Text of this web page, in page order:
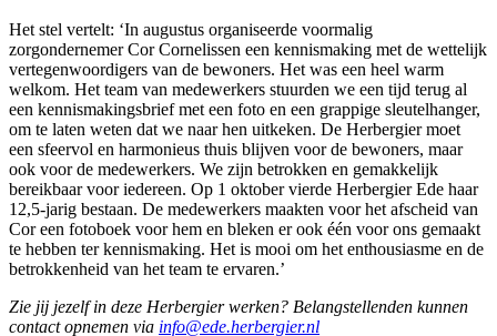
Het stel vertelt: ‘In augustus organiseerde voormalig
zorgondernemer Cor Cornelissen een kennismaking met de wettelijk
vertegenwoordigers van de bewoners. Het was een heel warm
welkom. Het team van medewerkers stuurden we een tijd terug al
een kennismakingsbrief met een foto en een grappige sleutelhanger,
om te laten weten dat we naar hen uitkeken. De Herbergier moet
een sfeervol en harmonieus thuis blijven voor de bewoners, maar
ook voor de medewerkers. We zijn betrokken en gemakkelijk
bereikbaar voor iedereen. Op 1 oktober vierde Herbergier Ede haar
12,5-jarig bestaan. De medewerkers maakten voor het afscheid van
Cor een fotoboek voor hem en bleken er ook één voor ons gemaakt
te hebben ter kennismaking. Het is mooi om het enthousiasme en de
betrokkenheid van het team te ervaren.’
Zie jij jezelf in deze Herbergier werken? Belangstellenden kunnen
contact opnemen via info@ede.herbergier.nl